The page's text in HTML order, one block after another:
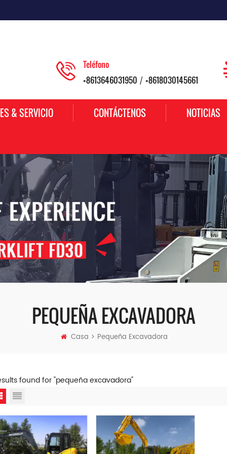
Teléfono
+8613646031950 / +8618030145661
& SERVICIO CONTÁCTENOS NOTICIAS
PEQUEÑA EXCAVADORA
Casa Pequeña Excavadora
found for "pequeña excavadora"